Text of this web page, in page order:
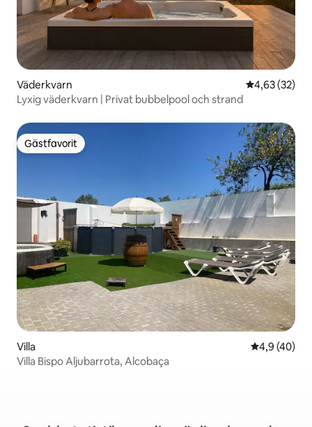
Väderkvarn 4,63 av 5 i
4,63 (32)
Lyxig väderkvarn | Privat bubbelpool och strand
Gästfavorit
Gästfavorit
Villa 4,9 av 5 i
4,9 (40)
Villa Bispo Aljubarrota, Alcobaça